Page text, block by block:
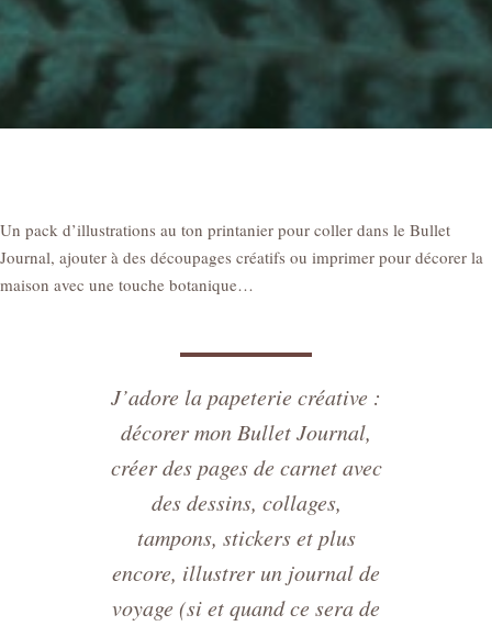
Un pack d’illustrations au ton printanier pour coller dans le Bullet
Journal, ajouter à des découpages créatifs ou imprimer pour décorer la
maison avec une touche botanique…
J’adore la papeterie créative :
décorer mon Bullet Journal,
créer des pages de carnet avec
des dessins, collages,
tampons, stickers et plus
encore, illustrer un journal de
voyage (si et quand ce sera de